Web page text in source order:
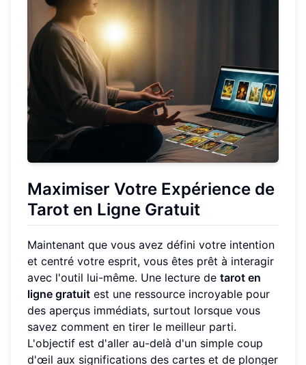
Maximiser Votre Expérience de
Tarot en Ligne Gratuit
Maintenant que vous avez défini votre intention
et centré votre esprit, vous êtes prêt à interagir
avec l'outil lui-même. Une lecture de tarot en
ligne gratuit est une ressource incroyable pour
des aperçus immédiats, surtout lorsque vous
savez comment en tirer le meilleur parti.
L'objectif est d'aller au-delà d'un simple coup
d'œil aux significations des cartes et de plonger